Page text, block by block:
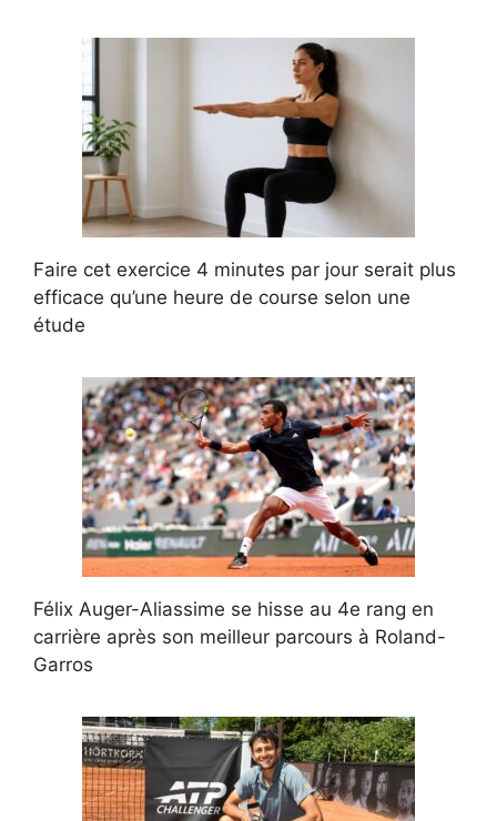
Faire cet exercice 4 minutes par jour serait plus
efficace qu’une heure de course selon une
étude
Félix Auger-Aliassime se hisse au 4e rang en
carrière après son meilleur parcours à Roland-
Garros